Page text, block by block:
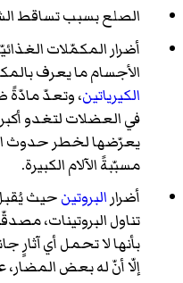
الصلع بسبب تساقط
أضرار المكمّلات
الأجسام ما يعرف
الكيرياتين، وتعدّ مادّةً
في العضلات لتغدو
يعرّضها لخطر حدوث
مسبّبةً الآلام الكبيرة.
أضرارالبروتينحيث
تناول البروتينات،
بأنها لا تحمل أي آثارٍ
إلّا أنّ له بعض المضار،